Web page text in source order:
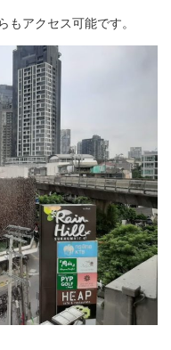
もアクセス可能です。